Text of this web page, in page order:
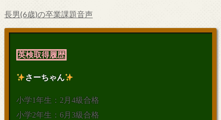
長男(6歳)の卒業課題音声
英検取得履歴
さーちゃん
小学1年生：2月4級合格
小学2年生：6月3級合格